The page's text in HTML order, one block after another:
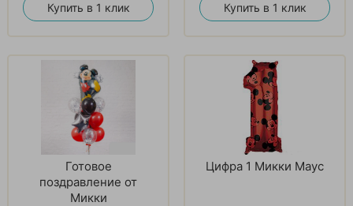
Купить в 1 клик Купить в 1 клик
Готовое
поздравление от
Микки
Цифра 1 Микки Маус